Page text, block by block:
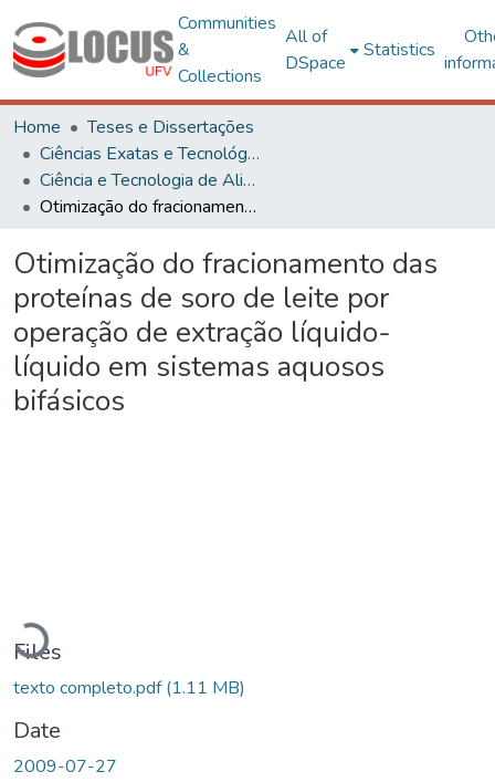
Communities
&
Collections
All of
DSpace
Statistics
Home
Teses e Dissertações
Ciências Exatas e Tecnológicas
Ciência e Tecnologia de Alimentos
Otimização do fracionamento das proteínas de soro de leite por operação de extração líquido-líquido em sistemas aquosos bifásicos
Otimização do fracionamento das
proteínas de soro de leite por
operação de extração líquido-
líquido em sistemas aquosos
bifásicos
Loading...
Files
texto completo.pdf(1.11 MB)
Date
2009-07-27